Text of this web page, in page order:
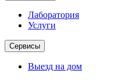
Лаборатория
Услуги
Сервисы
Выезд на дом